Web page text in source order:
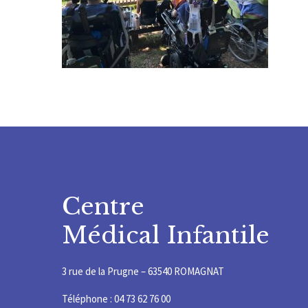
Centre
Médical Infantile
3 rue de la Prugne – 63540 ROMAGNAT
Téléphone : 04 73 62 76 00